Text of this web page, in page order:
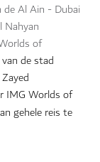
Al Ain - Dubai
Nahyan
of
de stad
IMG Worlds of
gehele reis te